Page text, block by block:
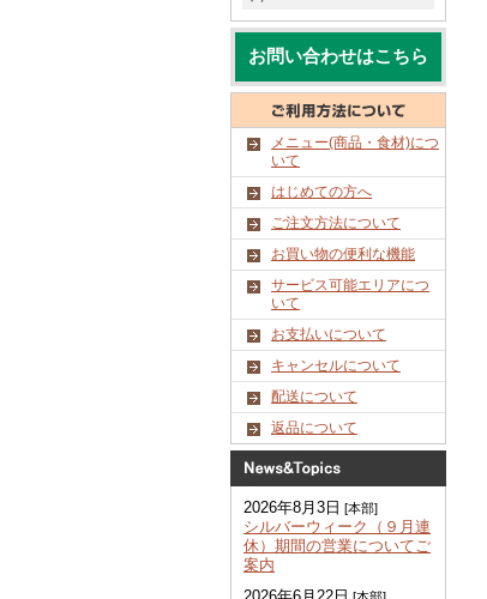
お問い合わせはこちら
メニュー(商品・食材)につ
いて
はじめての方へ
ご注文方法について
お買い物の便利な機能
サービス可能エリアにつ
いて
お支払いについて
キャンセルについて
配送について
返品について
2026年8月3日 [本部]
シルバーウィーク（９月連
休）期間の営業についてご
案内